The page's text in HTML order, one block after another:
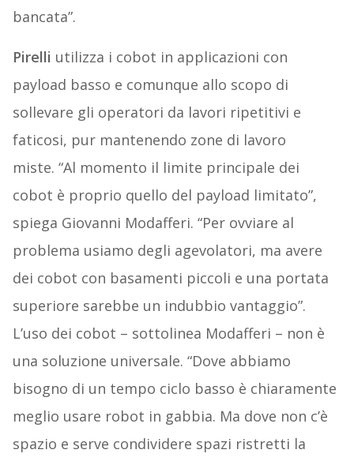
bancata”.
Pirelli utilizza i cobot in applicazioni con
payload basso e comunque allo scopo di
sollevare gli operatori da lavori ripetitivi e
faticosi, pur mantenendo zone di lavoro
miste. “Al momento il limite principale dei
cobot è proprio quello del payload limitato”,
spiega Giovanni Modafferi. “Per ovviare al
problema usiamo degli agevolatori, ma avere
dei cobot con basamenti piccoli e una portata
superiore sarebbe un indubbio vantaggio”.
L’uso dei cobot – sottolinea Modafferi – non è
una soluzione universale. “Dove abbiamo
bisogno di un tempo ciclo basso è chiaramente
meglio usare robot in gabbia. Ma dove non c’è
spazio e serve condividere spazi ristretti la